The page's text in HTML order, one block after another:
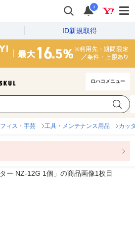
i
ID新規取得
ロハコメニュー
ィス・手芸 工具・メンテナンス用品 カッ